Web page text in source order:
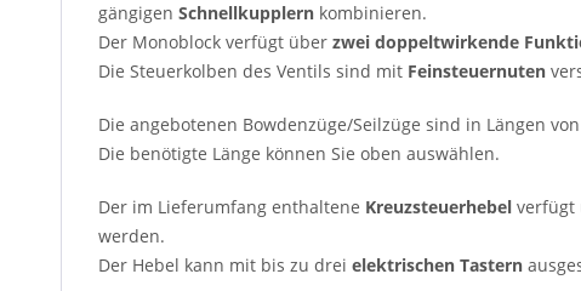
gängigen Schnellkupplern kombinieren.
Der Monoblock verfügt über zwei doppeltwirkende
Die Steuerkolben des Ventils sind mit Feinsteuernuten
Die angebotenen Bowdenzüge/Seilzüge sind in Längen
Die benötigte Länge können Sie oben auswählen.
Der im Lieferumfang enthaltene Kreuzsteuerhebel verfügt
werden.
Der Hebel kann mit bis zu drei elektrischen Tastern